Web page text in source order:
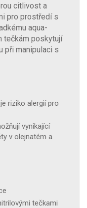
citlivost a
pro prostředí s
aqua-
tečkám poskytují
při manipulaci s
riziko alergií pro
vynikající
v olejnatém a
tečkami